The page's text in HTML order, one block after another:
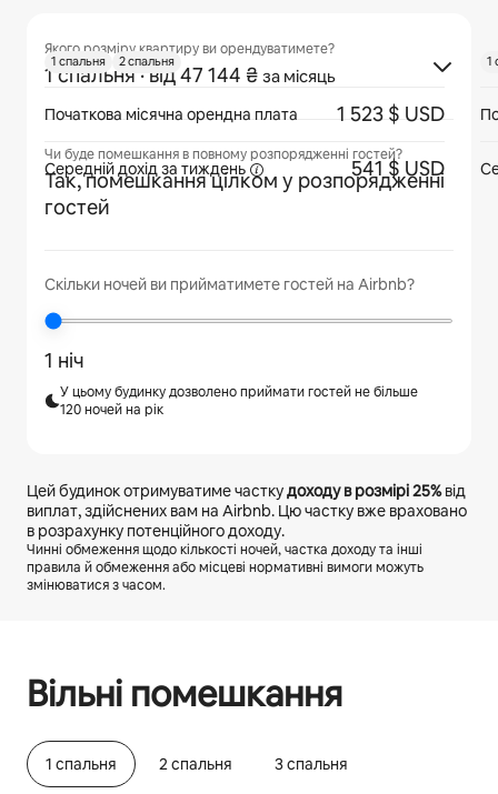
Якого розміру квартиру ви орендуватимете?
1 спальня · від 47 144 ₴ за місяць
Чи буде помешкання в повному розпорядженні гостей?
Так, помешкання цілком у розпорядженні
гостей
Скільки ночей ви прийматимете гостей на Airbnb?
1 ніч
У цьому будинку дозволено приймати гостей не більше
120 ночей на рік
Цей будинок отримуватиме часткудоходу в розмірі25%від
виплат, здійснених вам на Airbnb. Цю частку вже враховано
в розрахунку потенційного доходу.
Чинні обмеження щодо кількості ночей, частка доходу та інші
правила й обмеження або місцеві нормативні вимоги можуть
змінюватися з часом.
Вільні помешкання
1 спальня 2 спальня 3 спальня
1 спальня 2 спальня
Початкова місячна орендна плата 1 523 $ USD
Середній дохідза тиждень 541 $ USD
1